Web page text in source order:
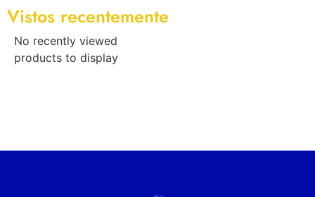
Vistos recentemente
No recently viewed
products to display